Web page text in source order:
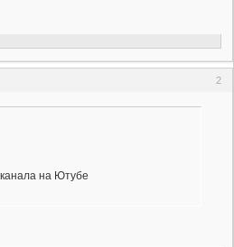
2
на Ютубе